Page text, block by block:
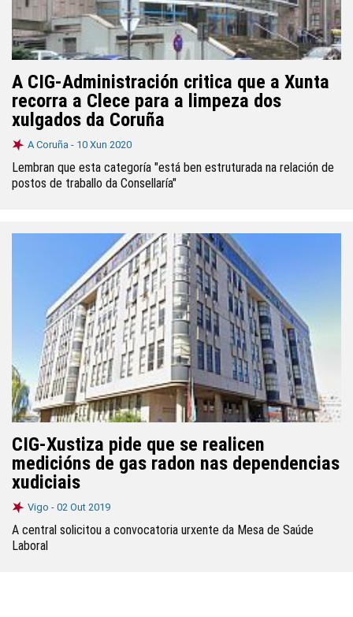
A CIG-Administración critica que a Xunta
recorra a Clece para a limpeza dos
xulgados da Coruña
A Coruña - 10 Xun 2020
Lembran que esta categoría "está ben estruturada na relación de
postos de traballo da Consellaría"
CIG-Xustiza pide que se realicen
medicións de gas radon nas dependencias
xudiciais
Vigo - 02 Out 2019
A central solicitou a convocatoria urxente da Mesa de Saúde
Laboral